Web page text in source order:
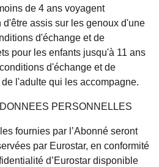
de 4 ans voyagent
assis sur les genoux d'une
d'échange et de
pour les enfants jusqu'à 11 ans
d'échange et de
l'adulte qui les accompagne.
PERSONNELLES
fournies par l’Abonné seront
par Eurostar, en conformité
d’Eurostar disponible